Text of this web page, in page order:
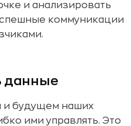
и анализировать
коммуникации
данные
и будущем наших
ими управлять. Это